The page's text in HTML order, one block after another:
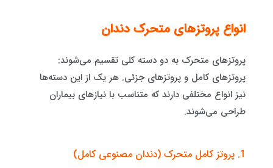
انواع پروتزهای متحرک دندان
پروتزهای متحرک به دو دسته کلی تقسیم می‌شوند:
پروتزهای کامل و پروتزهای جزئی. هر یک از این دسته‌ها
نیز انواع مختلفی دارند که متناسب با نیازهای بیماران
طراحی می‌شوند.
1. پروتز کامل متحرک (دندان مصنوعی کامل)